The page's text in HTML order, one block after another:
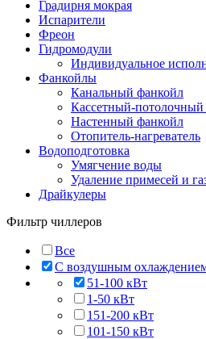
Градирня мокрая
Испарители
Фреон
Гидромодули
Индивидуальное
Фанкойлы
Канальный фанкойл
Кассетный-
Настенный фанкойл
Отопитель-нагреватель
Водоподготовка
Умягчение воды
Удаление примесей и
Драйкулеры
Фильтр чиллеров
Все
C воздушным
51-100 кВт
1-50 кВт
151-200 кВт
101-150 кВт